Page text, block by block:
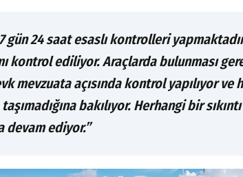
gün 24 saat esaslı kontrolleri
kontrol ediliyor. Araçlarda bulunması
mevzuata açısında kontrol yapılıyor ve
bakılıyor. Herhangi bir
devam ediyor.”